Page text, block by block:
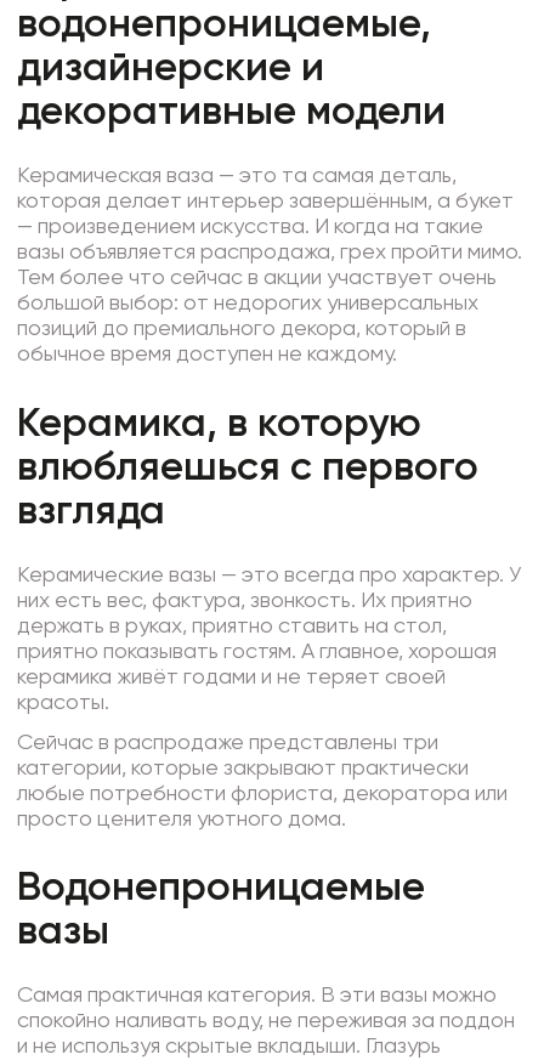
Изделия из металла
Сухоцветы
водонепроницаемые,
дизайнерские и
декоративные модели
Керамическая ваза — это та самая деталь,
которая делает интерьер завершённым, а букет
— произведением искусства. И когда на такие
вазы объявляется распродажа, грех пройти мимо.
Тем более что сейчас в акции участвует очень
большой выбор: от недорогих универсальных
позиций до премиального декора, который в
обычное время доступен не каждому.
Керамика, в которую
влюбляешься с первого
взгляда
Керамические вазы — это всегда про характер. У
них есть вес, фактура, звонкость. Их приятно
держать в руках, приятно ставить на стол,
приятно показывать гостям. А главное, хорошая
керамика живёт годами и не теряет своей
красоты.
Сейчас в распродаже представлены три
категории, которые закрывают практически
любые потребности флориста, декоратора или
просто ценителя уютного дома.
Водонепроницаемые
вазы
Самая практичная категория. В эти вазы можно
спокойно наливать воду, не переживая за поддон
и не используя скрытые вкладыши. Глазурь